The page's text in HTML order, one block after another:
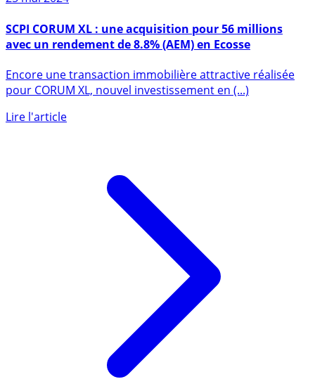
25 mai 2024
avec un rendement de 8.8% (AEM) en Ecosse
pour CORUM XL, nouvel investissement en (...)